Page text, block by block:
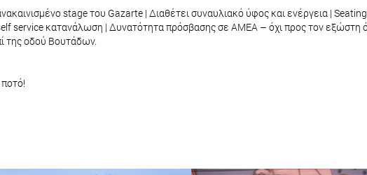
stage του Gazarte | Διαθέτει συναυλιακό ύφος και ενέργεια |
service κατανάλωση | Δυνατότητα πρόσβασης σε ΑΜΕΑ – όχι προς τον εξώστη
της οδού Βουτάδων.